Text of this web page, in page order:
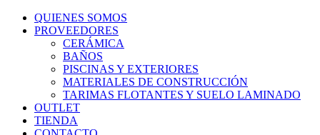
QUIENES SOMOS
PROVEEDORES
CERÁMICA
BAÑOS
PISCINAS Y EXTERIORES
MATERIALES DE CONSTRUCCIÓN
TARIMAS FLOTANTES Y SUELO LAMINADO
OUTLET
TIENDA